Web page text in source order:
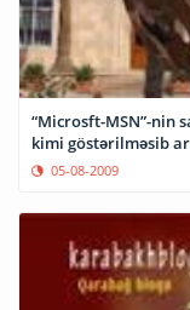
“Microsft-MSN”-nin
kimi göstərilməsib
05-08-2009